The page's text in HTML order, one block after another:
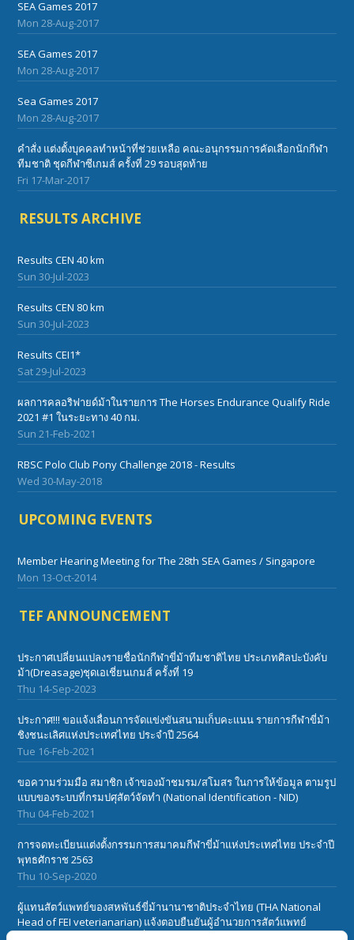
SEA Games 2017
Mon 28-Aug-2017
SEA Games 2017
Mon 28-Aug-2017
Sea Games 2017
Mon 28-Aug-2017
คำสั่ง แต่งตั้งบุคคลทำหน้าที่ช่วยเหลือ คณะอนุกรรมการคัดเลือกนักกีฬา
ทีมชาติ ชุดกีฬาซีเกมส์ ครั้งที่ 29 รอบสุดท้าย
Fri 17-Mar-2017
RESULTS ARCHIVE
Results CEN 40 km
Sun 30-Jul-2023
Results CEN 80 km
Sun 30-Jul-2023
Results CEI1*
Sat 29-Jul-2023
ผลการคลอริฟายด์ม้าในรายการ The Horses Endurance Qualify Ride
2021 #1 ในระยะทาง 40 กม.
Sun 21-Feb-2021
RBSC Polo Club Pony Challenge 2018 - Results
Wed 30-May-2018
UPCOMING EVENTS
Member Hearing Meeting for The 28th SEA Games / Singapore
Mon 13-Oct-2014
TEF ANNOUNCEMENT
ประกาศเปลี่ยนแปลงรายชื่อนักกีฬาขี่ม้าทีมชาติไทย ประเภทศิลปะบังคับ
ม้า(Dreasage)ชุดเอเชี่ยนเกมส์ ครั้งที่ 19
Thu 14-Sep-2023
ประกาศ!!! ขอแจ้งเลื่อนการจัดแข่งขันสนามเก็บคะแนน รายการกีฬาขี่ม้า
ชิงชนะเลิศแห่งประเทศไทย ประจำปี 2564
Tue 16-Feb-2021
ขอความร่วมมือ สมาชิก เจ้าของม้าชมรม/สโมสร ในการให้ข้อมูล ตามรูป
แบบของระบบที่กรมปศุสัตว์จัดทำ (National Identification - NID)
Thu 04-Feb-2021
การจดทะเบียนแต่งตั้งกรรมการสมาคมกีฬาขี่ม้าแห่งประเทศไทย ประจำปี
พุทธศักราช 2563
Thu 10-Sep-2020
ผู้แทนสัตว์แพทย์ของสหพันธ์ขี่ม้านานาชาติประจำไทย (THA National
Head of FEI veterianarian) แจ้งตอบยืนยันผู้อำนวยการสัตว์แพทย์